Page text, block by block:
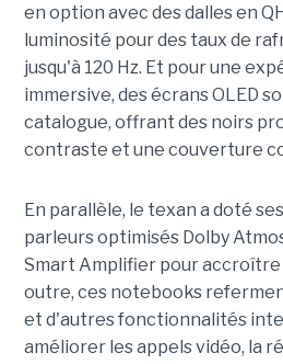
en option avec des dalles en
luminosité pour des taux de
jusqu'à 120 Hz. Et pour une
immersive, des écrans OLED
catalogue, offrant des noirs
contraste et une couverture
En parallèle, le texan a doté
parleurs optimisés Dolby
Smart Amplifier pour accroître
outre, ces notebooks
et d'autres fonctionnalités
améliorer les appels vidéo, la